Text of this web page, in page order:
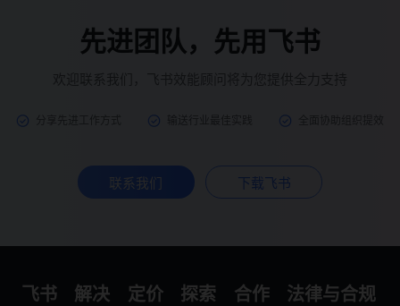
先进团队，先用飞书
联系我们 下载飞书
飞书
解决
定价
探索
合作
法律与合规